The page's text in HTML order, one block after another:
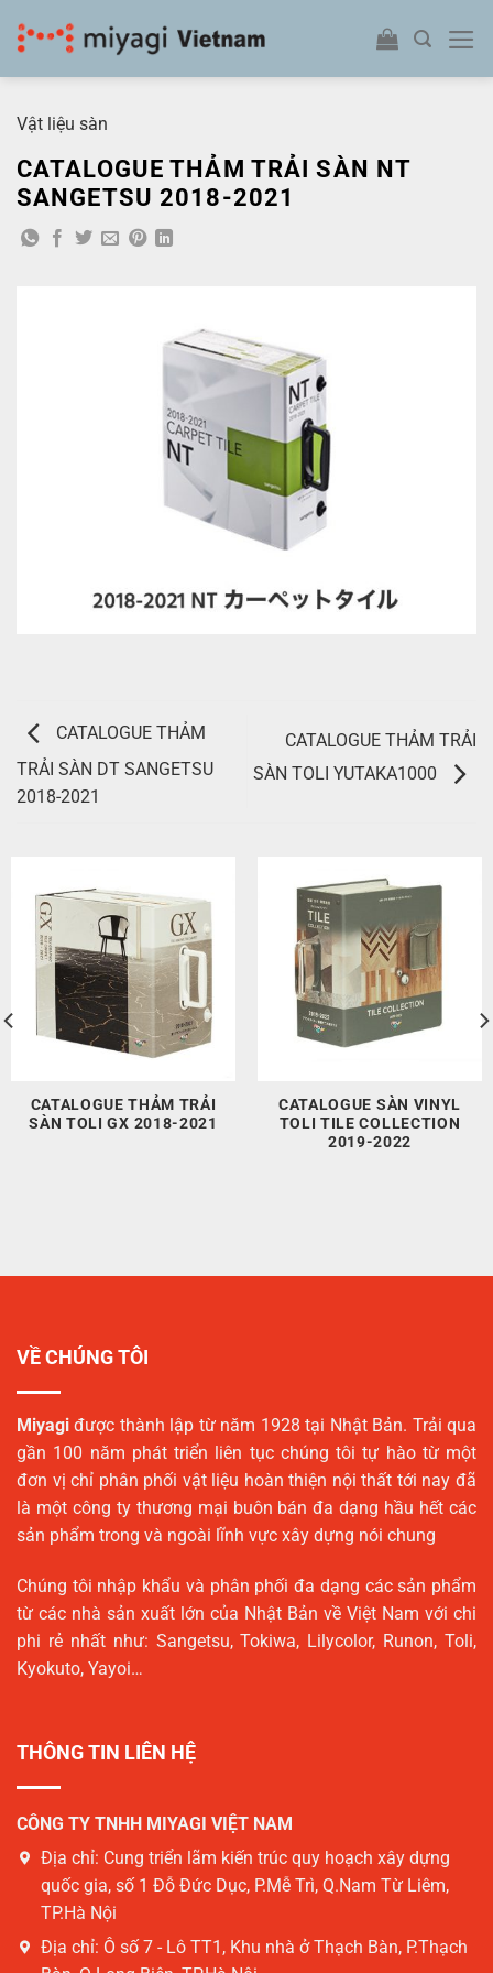
qua
Vật liệu sàn
CATALOGUE THẢM TRẢI SÀN NT
SANGETSU 2018-2021
CATALOGUE THẢM
TRẢI SÀN DT SANGETSU
2018-2021
CATALOGUE THẢM TRẢI
SÀN TOLI YUTAKA1000
CATALOGUE THẢM TRẢI
SÀN TOLI GX 2018-2021
CATALOGUE SÀN VINYL
TOLI TILE COLLECTION
2019-2022
VỀ CHÚNG TÔI
Miyagi được thành lập từ năm 1928 tại Nhật Bản. Trải qua
gần 100 năm phát triển liên tục chúng tôi tự hào từ một
đơn vị chỉ phân phối vật liệu hoàn thiện nội thất tới nay đã
là một công ty thương mại buôn bán đa dạng hầu hết các
sản phẩm trong và ngoài lĩnh vực xây dựng nói chung
Chúng tôi nhập khẩu và phân phối đa dạng các sản phẩm
từ các nhà sản xuất lớn của Nhật Bản về Việt Nam với chi
phi rẻ nhất như: Sangetsu, Tokiwa, Lilycolor, Runon, Toli,
Kyokuto, Yayoi…
THÔNG TIN LIÊN HỆ
CÔNG TY TNHH MIYAGI VIỆT NAM
Địa chỉ: Cung triển lãm kiến trúc quy hoạch xây dựng
quốc gia, số 1 Đỗ Đức Dục, P.Mễ Trì, Q.Nam Từ Liêm,
TP.Hà Nội
Địa chỉ: Ô số 7 - Lô TT1, Khu nhà ở Thạch Bàn, P.Thạch